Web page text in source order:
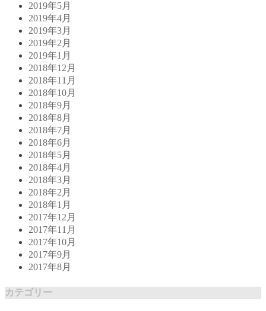
2019年5月
2019年4月
2019年3月
2019年2月
2019年1月
2018年12月
2018年11月
2018年10月
2018年9月
2018年8月
2018年7月
2018年6月
2018年5月
2018年4月
2018年3月
2018年2月
2018年1月
2017年12月
2017年11月
2017年10月
2017年9月
2017年8月
カテゴリー